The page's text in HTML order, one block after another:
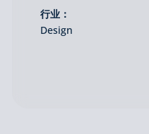
行业：
Design